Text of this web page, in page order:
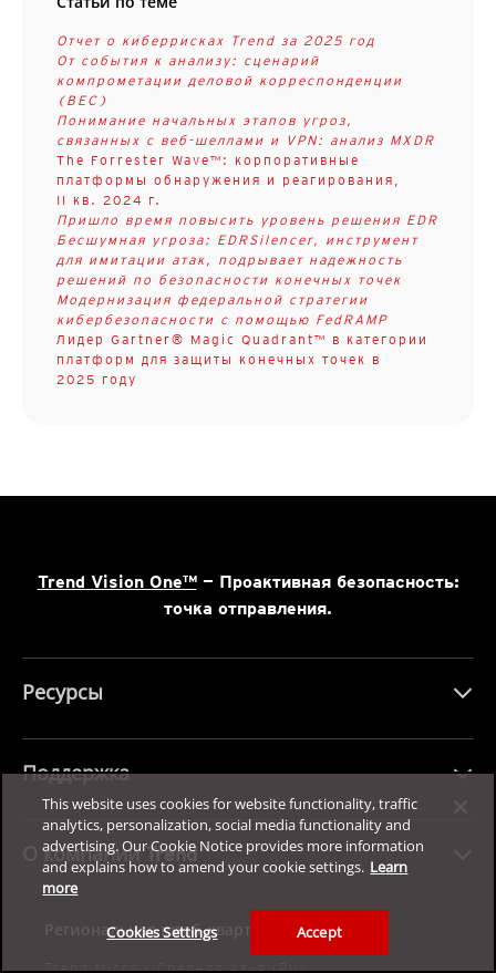
Отчет о киберрисках Trend за 2025 год
От события к анализу: сценарий
компрометации деловой корреспонденции
(BEC)
Понимание начальных этапов угроз,
связанных с веб-шеллами и VPN: анализ MXDR
The Forrester Wave™: корпоративные
платформы обнаружения и реагирования,
II кв. 2024 г.
Пришло время повысить уровень решения EDR
Бесшумная угроза: EDRSilencer, инструмент
для имитации атак, подрывает надежность
решений по безопасности конечных точек
Модернизация федеральной стратегии
кибербезопасности с помощью FedRAMP
Лидер Gartner® Magic Quadrant™ в категории
платформ для защиты конечных точек в
2025 году
Trend Vision One™— Проактивная безопасность:
точка отправления.
Ресурсы
Поддержка
О компании Trend
Региональная штаб-квартира:
Trend Micro - Средняя Азия (RU)
This website uses cookies for website functionality, traffic
analytics, personalization, social media functionality and
advertising. Our Cookie Notice provides more information
and explains how to amend your cookie settings. Learn
more
Cookies Settings Accept